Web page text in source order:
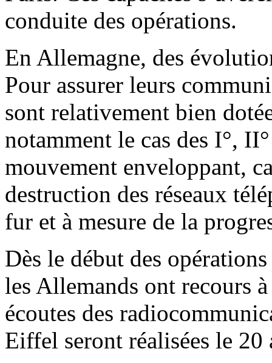
conduite des opérations.
En Allemagne, des
Pour assurer leurs
sont relativement bien
notamment le cas des I°,
mouvement enveloppant,
destruction des réseaux
fur et à mesure de la
Dès le début des
les Allemands ont recours
écoutes des
Eiffel seront réalisées le 20